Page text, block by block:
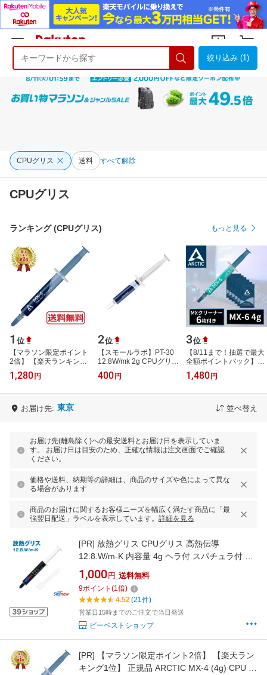
ようこそ 楽天市場へ ログイン
絞り込み (1)
CPUグリス 送料 すべて解除
CPUグリス
ランキング (CPUグリス) もっと見る
1 位
【マラソン限定ポイント
2倍】 【楽天ランキング
1位】 正規品 ARCTIC
MX-4 (4g) CPU グリス
1,280 円
2位
【スモールラボ】PT-30
12.8W/mk 2g CPUグリス
GPUグリス 高性能 高熱
伝導率 高耐久 Thermal
400 円
3位
【8/11まで！抽選で最大
全額ポイントバック】
ARCTIC MX-6 Mxクリー
ナー付き 4g CPU アーク
1,480 円
お届け先: 東京 並べ替え
お届け先(離島除く)への最安送料とお届け日を表示していま
す。 お届け日は目安のため、正確な情報は注文画面でご確認
ください。
価格や送料、納期等の詳細は、商品のサイズや色によって異な
る場合があります
商品のお届けに関するお客様ニーズを幅広く満たす商品に「最
強翌日配送」ラベルを表示しています。 詳細を見る
[PR] 放熱グリス CPUグリス 高熱伝導
12.8.W/m-K 内容量 4g ヘラ付 スパチュラ付 シ
リンジタイプ 非導電性 ヒートシンク CPUクー
ラー PC冷却 高品質 Skynew TG-1
1,000 円 送料無料
9ポイント (1倍)
4.52(21件)
営業日15時までのご注文で当日発送
ビーベストショップ
[PR]
【マラソン限定ポイント2倍】 【楽天ラン
キング1位】 正規品 ARCTIC MX-4 (4g) CPU グ